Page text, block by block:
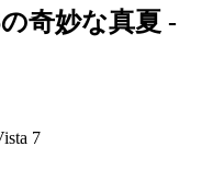
奇妙な真夏 -
7